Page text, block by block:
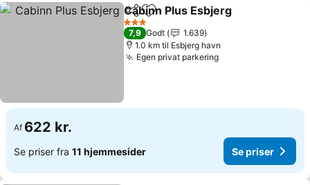
Del Føj til favoritter
Cabinn Plus Esbjerg
3 Stjerner
7,9 Godt
1.639
1.0 km til Esbjerg havn
Egen privat parkering
Af 622 kr.
Se priser fra 11 hjemmesider Se priser